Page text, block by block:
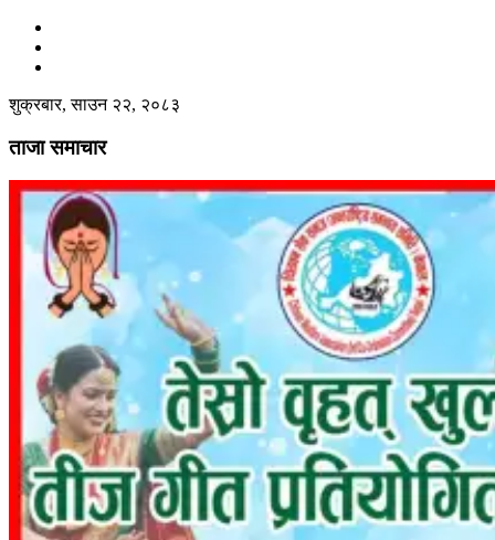
शुक्रबार, साउन २२, २०८३
ताजा समाचार